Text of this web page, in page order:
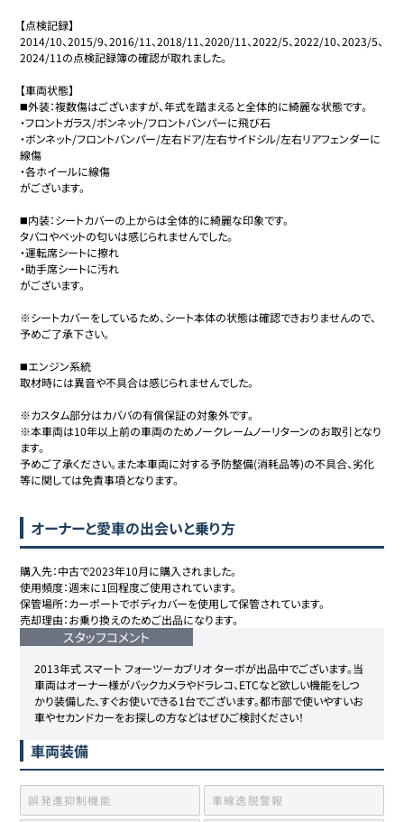
【点検記録】
2014/10、2015/9、2016/11、2018/11、2020/11、2022/5、2022/10、2023/5、
2024/11の点検記録簿の確認が取れました。
【車両状態】
◼️外装：複数傷はございますが、年式を踏まえると全体的に綺麗な状態です。
・フロントガラス/ボンネット/フロントバンパーに飛び石
・ボンネット/フロントバンパー/左右ドア/左右サイドシル/左右リアフェンダーに
線傷
・各ホイールに線傷
がございます。
◼️内装：シートカバーの上からは全体的に綺麗な印象です。
タバコやペットの匂いは感じられませんでした。
・運転席シートに擦れ
・助手席シートに汚れ
がございます。
※シートカバーをしているため、シート本体の状態は確認できおりませんので、
予めご了承下さい。
◼️エンジン系統
取材時には異音や不具合は感じられませんでした。
※カスタム部分はカババの有償保証の対象外です。
※本車両は10年以上前の車両のためノークレームノーリターンのお取引となり
ます。
予めご了承ください。また本車両に対する予防整備(消耗品等)の不具合、劣化
等に関しては免責事項となります。
オーナーと愛車の出会いと乗り方
購入先：中古で2023年10月に購入されました。
使用頻度：週末に1回程度ご使用されています。
保管場所：カーポートでボディカバーを使用して保管されています。
売却理由：お乗り換えのためご出品になります。
スタッフコメント
2013年式 スマート フォーツーカブリオ ターボが出品中でございます。当
車両はオーナー様がバックカメラやドラレコ、ETCなど欲しい機能をしつ
かり装備した、すぐお使いできる1台でございます。都市部で使いやすいお
車やセカンドカーをお探しの方などはぜひご検討ください！
車両装備
誤発進抑制機能 車線逸脱警報